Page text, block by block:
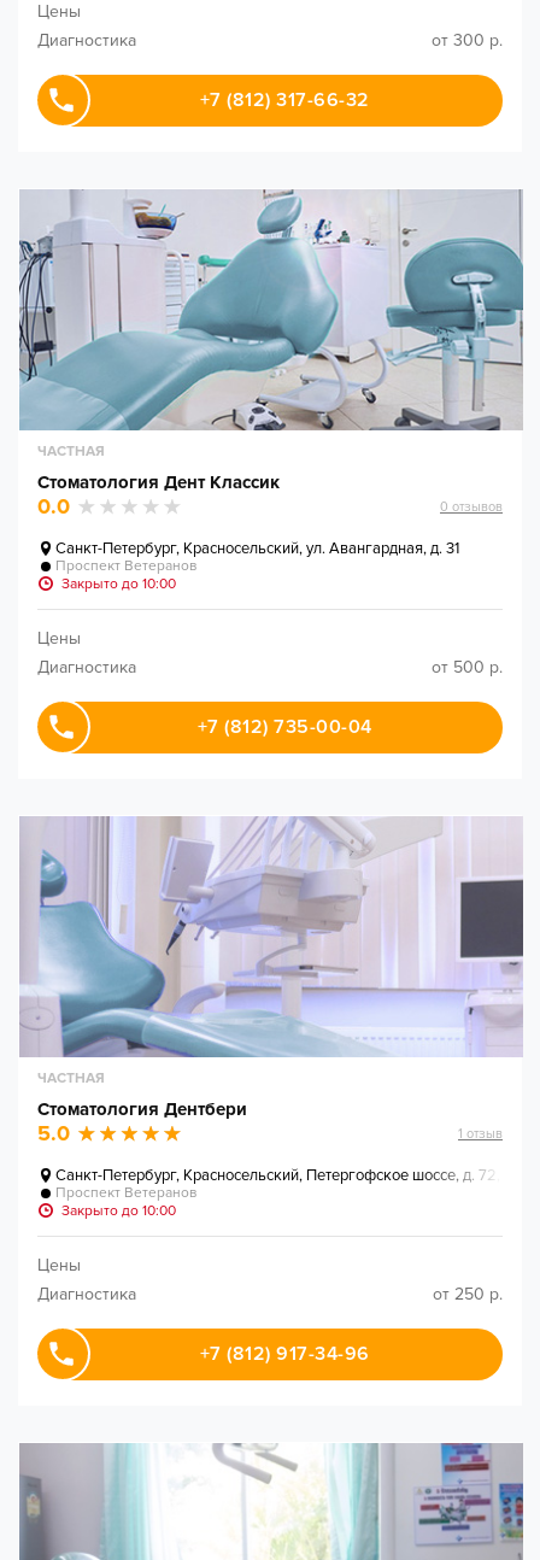
Цены
Диагностика
от 300 р.
+7 (812) 317-66-32
ЧАСТНАЯ
Стоматология Дент Классик
0.0 0 отзывов
Санкт-Петербург, Красносельский, ул. Авангардная, д. 31
Проспект Ветеранов
Закрыто до 10:00
Цены
Диагностика
от 500 р.
+7 (812) 735-00-04
ЧАСТНАЯ
Стоматология Дентбери
5.0 1 отзыв
Санкт-Петербург, Красносельский, Петергофское шоссе, д. 72, к. 5
Проспект Ветеранов
Закрыто до 10:00
Цены
Диагностика
от 250 р.
+7 (812) 917-34-96